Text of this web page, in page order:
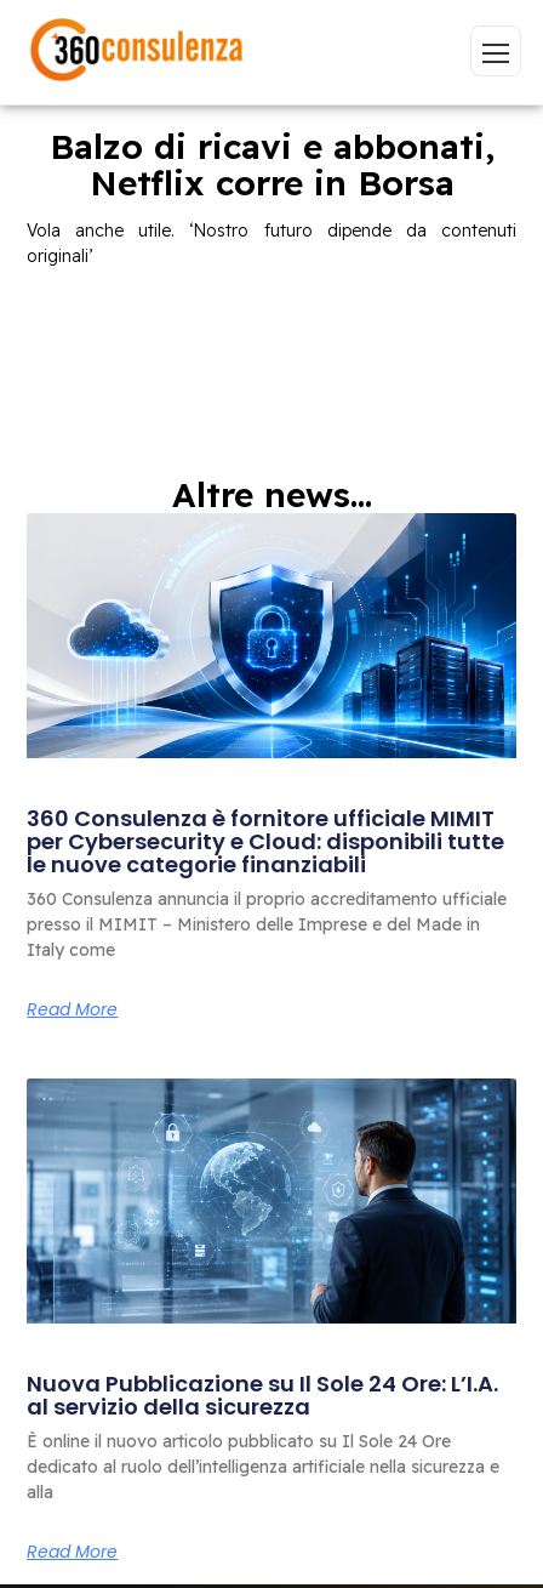
Vai
Balzo di ricavi e abbonati,
Netflix corre in Borsa
Vola anche utile. ‘Nostro futuro dipende da contenuti
originali’
Altre news...
360 Consulenza è fornitore ufficiale MIMIT
per Cybersecurity e Cloud: disponibili tutte
le nuove categorie finanziabili
360 Consulenza annuncia il proprio accreditamento ufficiale
presso il MIMIT – Ministero delle Imprese e del Made in
Italy come
Read More
Nuova Pubblicazione su Il Sole 24 Ore: L’I.A.
al servizio della sicurezza
È online il nuovo articolo pubblicato su Il Sole 24 Ore
dedicato al ruolo dell’intelligenza artificiale nella sicurezza e
alla
Read More